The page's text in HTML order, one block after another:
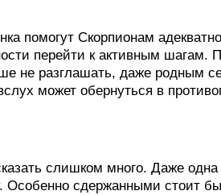
помогут Скорпионам
перейти к активным шагам.
не разглашать, даже родным
может обернуться в
слишком много. Даже
сдержанными стоит